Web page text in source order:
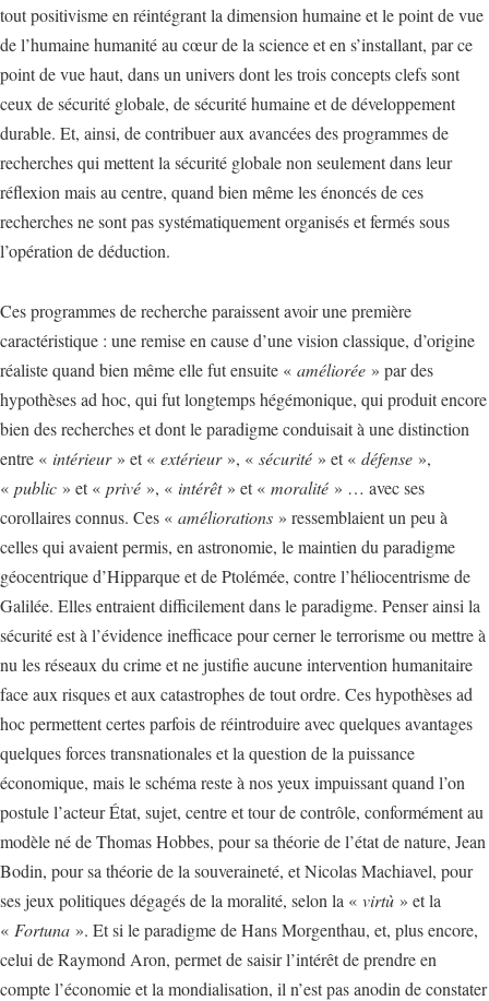
tout positivisme en réintégrant la dimension humaine et le point de vue
de l’humaine humanité au cœur de la science et en s’installant, par ce
point de vue haut, dans un univers dont les trois concepts clefs sont
ceux de sécurité globale, de sécurité humaine et de développement
durable. Et, ainsi, de contribuer aux avancées des programmes de
recherches qui mettent la sécurité globale non seulement dans leur
réflexion mais au centre, quand bien même les énoncés de ces
recherches ne sont pas systématiquement organisés et fermés sous
l’opération de déduction.
Ces programmes de recherche paraissent avoir une première
caractéristique : une remise en cause d’une vision classique, d’origine
réaliste quand bien même elle fut ensuite « améliorée » par des
hypothèses ad hoc, qui fut longtemps hégémonique, qui produit encore
bien des recherches et dont le paradigme conduisait à une distinction
entre « intérieur» et « extérieur», « sécurité » et « défense »,
« public » et « privé », « intérêt» et « moralité » … avec ses
corollaires connus. Ces « améliorations » ressemblaient un peu à
celles qui avaient permis, en astronomie, le maintien du paradigme
géocentrique d’Hipparque et de Ptolémée, contre l’héliocentrisme de
Galilée. Elles entraient difficilement dans le paradigme. Penser ainsi la
sécurité est à l’évidence inefficace pour cerner le terrorisme ou mettre à
nu les réseaux du crime et ne justifie aucune intervention humanitaire
face aux risques et aux catastrophes de tout ordre. Ces hypothèses ad
hoc permettent certes parfois de réintroduire avec quelques avantages
quelques forces transnationales et la question de la puissance
économique, mais le schéma reste à nos yeux impuissant quand l’on
postule l’acteur État, sujet, centre et tour de contrôle, conformément au
modèle né de Thomas Hobbes, pour sa théorie de l’état de nature, Jean
Bodin, pour sa théorie de la souveraineté, et Nicolas Machiavel, pour
ses jeux politiques dégagés de la moralité, selon la « virtù » et la
« Fortuna ». Et si le paradigme de Hans Morgenthau, et, plus encore,
celui de Raymond Aron, permet de saisir l’intérêt de prendre en
compte l’économie et la mondialisation, il n’est pas anodin de constater